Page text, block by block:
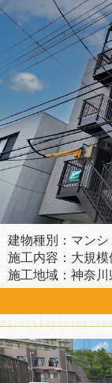
建物種別：マンシ
施工内容：大規模
施工地域：神奈川